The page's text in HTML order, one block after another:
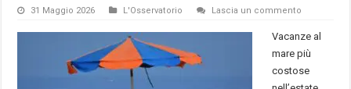
31 Maggio 2026 L'Osservatorio Lascia un commento
Vacanze al
mare più
costose